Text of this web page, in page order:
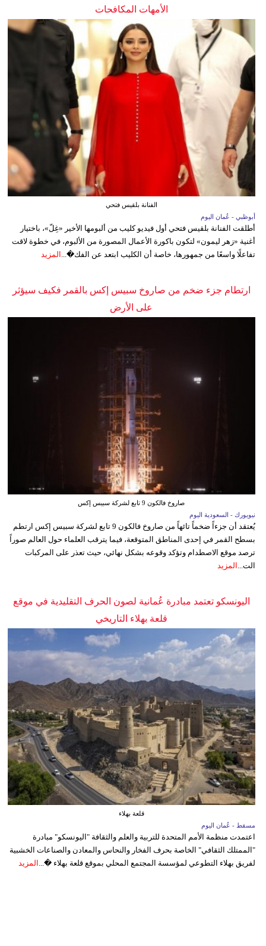
الأمهات المكافحات
الفنانة بلقيس فتحي
أبوظبي - عُمان اليوم
أطلقت الفنانة بلقيس فتحي أول فيديو كليب من ألبومها الأخير «غِلّ»، باختيار
أغنية «زهر ليمون» لتكون باكورة الأعمال المصورة من الألبوم، في خطوة لاقت
تفاعلًا واسعًا من جمهورها، خاصة أن الكليب ابتعد عن الفك�...
المزيد
ارتطام جزء ضخم من صاروخ سبيس إكس بالقمر فكيف سيؤثر
على الأرض
صاروخ فالكون 9 تابع لشركة سبيس إكس
نيويورك - السعودية اليوم
يُعتقد أن جزءاً ضخماً تائهاً من صاروخ فالكون 9 تابع لشركة سبيس إكس ارتطم
بسطح القمر في إحدى المناطق المتوقعة، فيما يترقب العلماء حول العالم صوراً
ترصد موقع الاصطدام وتؤكد وقوعه بشكل نهائي، حيث تعذر على المركبات
الت... المزيد
اليونسكو تعتمد مبادرة عُمانية لصون الحرف التقليدية في موقع
قلعة بهلاء التاريخي
قلعة بهلاء
مسقط - عُمان اليوم
اعتمدت منظمة الأمم المتحدة للتربية والعلم والثقافة "اليونسكو" مبادرة
"الممتلك الثقافي" الخاصة بحرف الفخار والنحاس والمعادن والصناعات الخشبية
لفريق بهلاء التطوعي لمؤسسة المجتمع المحلي بموقع قلعة بهلاء �... المزيد